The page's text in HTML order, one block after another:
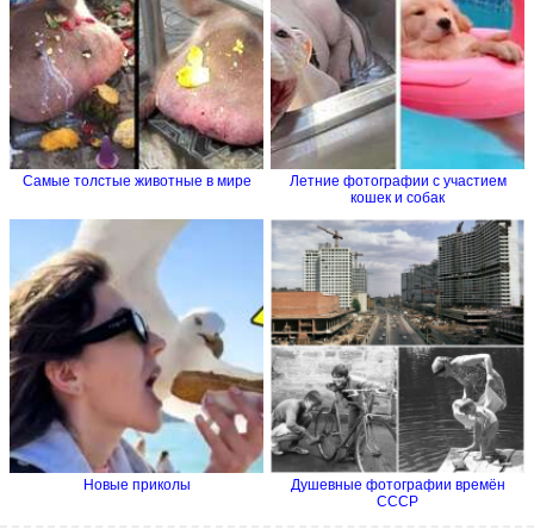
Самые толстые животные в мире
Летние фотографии с участием
кошек и собак
Новые приколы
Душевные фотографии времён
СССР